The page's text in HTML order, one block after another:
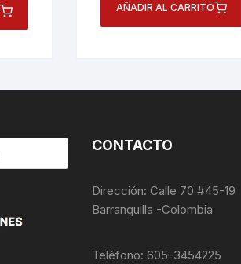
AÑADIR AL CARRITO
CONTACTO
Dirección: Calle 70 #45-19
Barranquilla -Colombia
Teléfono: 605-3454225